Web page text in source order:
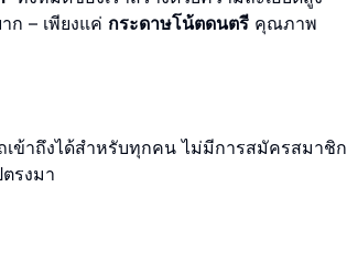
ก – เพียงแค่ กระดาษโน้ตดนตรี คุณภาพ
เข้าถึงได้สำหรับทุกคน ไม่มีการสมัครสมาชิก
รงมา